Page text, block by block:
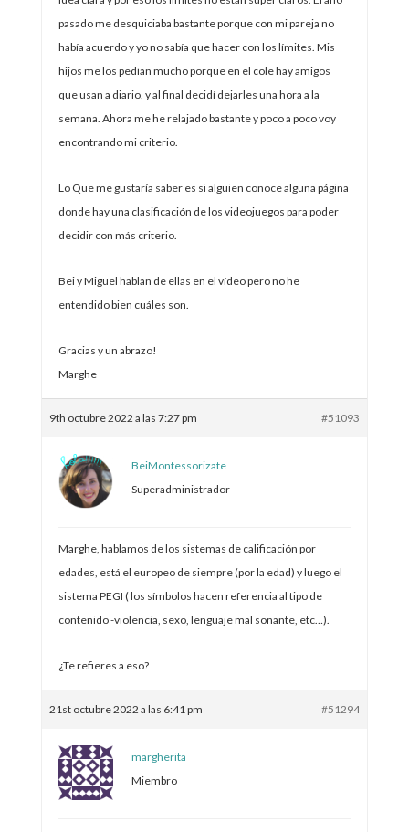
pasado me desquiciaba bastante porque con mi pareja no
había acuerdo y yo no sabía que hacer con los límites. Mis
hijos me los pedían mucho porque en el cole hay amigos
que usan a diario, y al final decidí dejarles una hora a la
semana. Ahora me he relajado bastante y poco a poco voy
encontrando mi criterio.
Lo Que me gustaría saber es si alguien conoce alguna página
donde hay una clasificación de los videojuegos para poder
decidir con más criterio.
Bei y Miguel hablan de ellas en el vídeo pero no he
entendido bien cuáles son.
Gracias y un abrazo!
Marghe
9th octubre 2022 a las 7:27 pm #51093
BeiMontessorizate
Superadministrador
Marghe, hablamos de los sistemas de calificación por
edades, está el europeo de siempre (por la edad) y luego el
sistema PEGI ( los símbolos hacen referencia al tipo de
contenido -violencia, sexo, lenguaje mal sonante, etc…).
¿Te refieres a eso?
21st octubre 2022 a las 6:41 pm #51294
margherita
Miembro